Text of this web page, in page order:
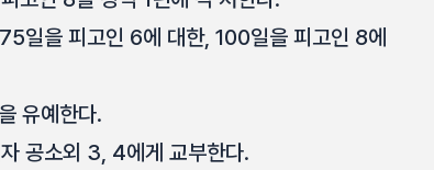
일을 피고인 6에 대한, 100일을 피고인 8에
유예한다.
공소외 3, 4에게 교부한다.